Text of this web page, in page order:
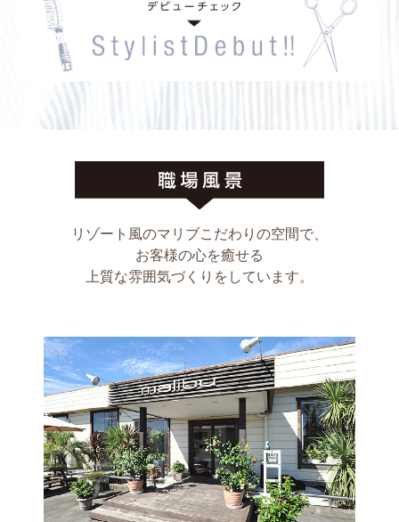
リゾート風のマリブこだわりの空間で、
お客様の心を癒せる
上質な雰囲気づくりをしています。